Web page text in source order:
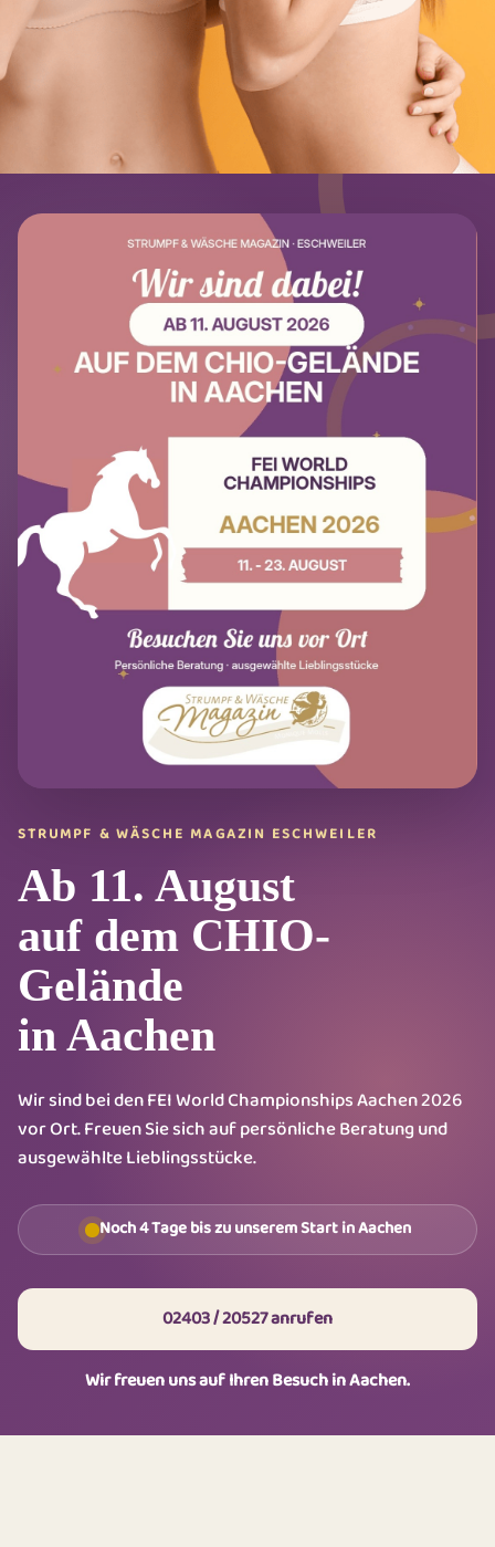
STRUMPF & WÄSCHE MAGAZIN ESCHWEILER
Ab 11. August
auf dem CHIO-
Gelände
in Aachen
Wir sind bei den FEI World Championships Aachen 2026
vor Ort. Freuen Sie sich auf persönliche Beratung und
ausgewählte Lieblingsstücke.
Noch 4 Tage bis zu unserem Start in Aachen
02403 / 20527 anrufen
Wir freuen uns auf Ihren Besuch in Aachen.